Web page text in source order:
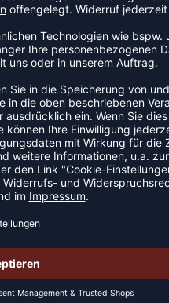
und dank BIONIC
sicher, dass sie frei
diese Jacke Kindern
Brust verleiht dem Look